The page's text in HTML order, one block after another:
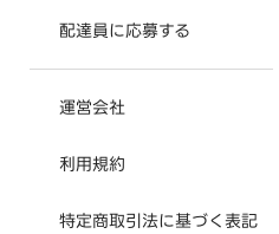
配達員に応募する
運営会社
利用規約
特定商取引法に基づく表記